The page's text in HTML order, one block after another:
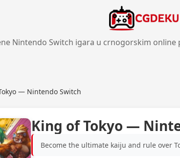
Nintendo Switch igara u crnogorskim
— Nintendo Switch
King of Tokyo —
Become the ultimate kaiju and rule over